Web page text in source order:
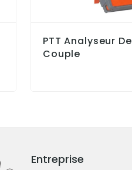
PTT Analyseur De
Couple
Entreprise